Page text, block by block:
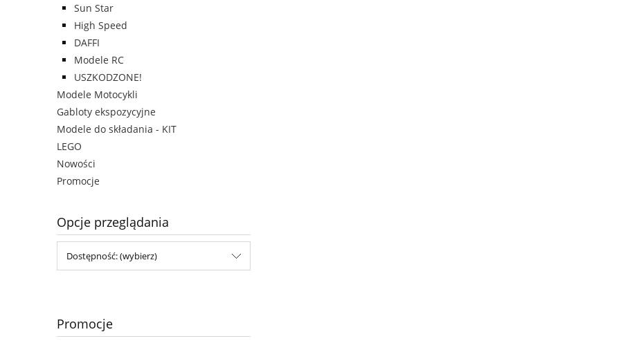
Sun Star
High Speed
DAFFI
Modele RC
USZKODZONE!
Modele Motocykli
Gabloty ekspozycyjne
Modele do składania - KIT
LEGO
Nowości
Promocje
Opcje przeglądania
Dostępność: (wybierz)
Promocje